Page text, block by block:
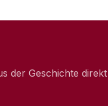
der Geschichte